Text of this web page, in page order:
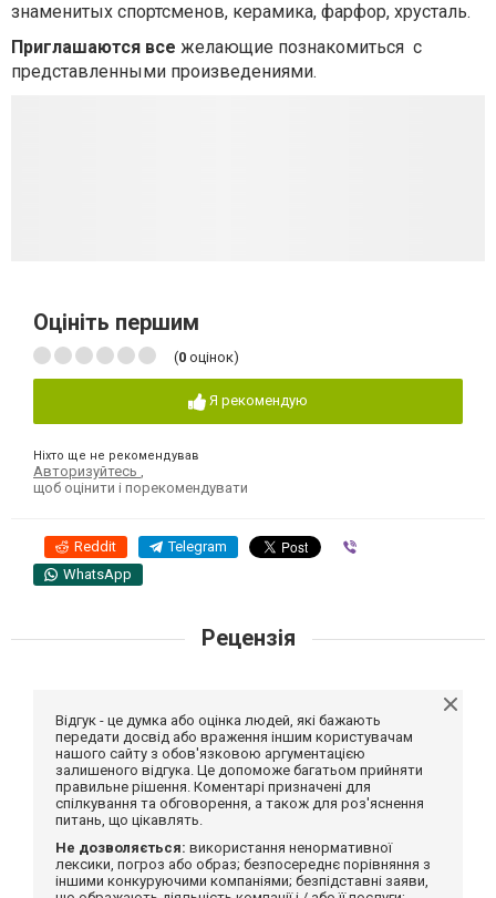
знаменитых спортсменов, керамика, фарфор, хрусталь.
Приглашаются все желающие познакомиться с
представленными произведениями.
Оцініть першим
(0 оцінок)
Я рекомендую
Ніхто ще не рекомендував
Авторизуйтесь
щоб оцінити і порекомендувати
Reddit Telegram
WhatsApp
Рецензія
Відгук - це думка або оцінка людей, які бажають
передати досвід або враження іншим користувачам
нашого сайту з обов'язковою аргументацією
залишеного відгука. Це допоможе багатьом прийняти
правильне рішення. Коментарі призначені для
спілкування та обговорення, а також для роз'яснення
питань, що цікавлять.
Не дозволяється: використання ненормативної
лексики, погроз або образ; безпосереднє порівняння з
іншими конкуруючими компаніями; безпідставні заяви,